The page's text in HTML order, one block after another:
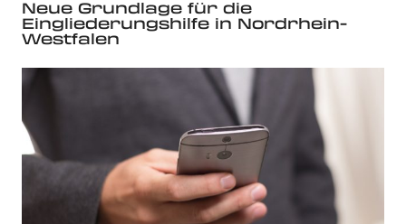
Neue Grundlage für die
Eingliederungshilfe in Nordrhein-
Westfalen